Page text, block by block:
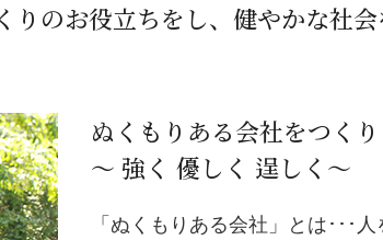
のお役立ちをし、健やかな社会
ぬくもりある会社をつく
～ 強く 優しく 逞しく～
「ぬくもりある会社」とは･･･